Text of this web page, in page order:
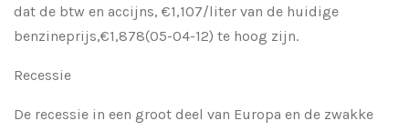
dat de btw en accijns, €1,107/liter van de huidige
benzineprijs,€1,878(05-04-12) te hoog zijn.
Recessie
De recessie in een groot deel van Europa en de zwakke